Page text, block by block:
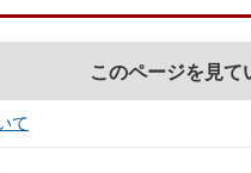
このページを見て
て